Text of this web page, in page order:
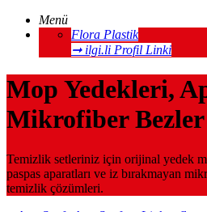
Menü
Flora Plastik
➞ ilgi.li Profil Linki
Mop Yedekleri,
Mikrofiber Bezler
Temizlik setleriniz için orijinal yedek
paspas aparatları ve iz bırakmayan
temizlik çözümleri.